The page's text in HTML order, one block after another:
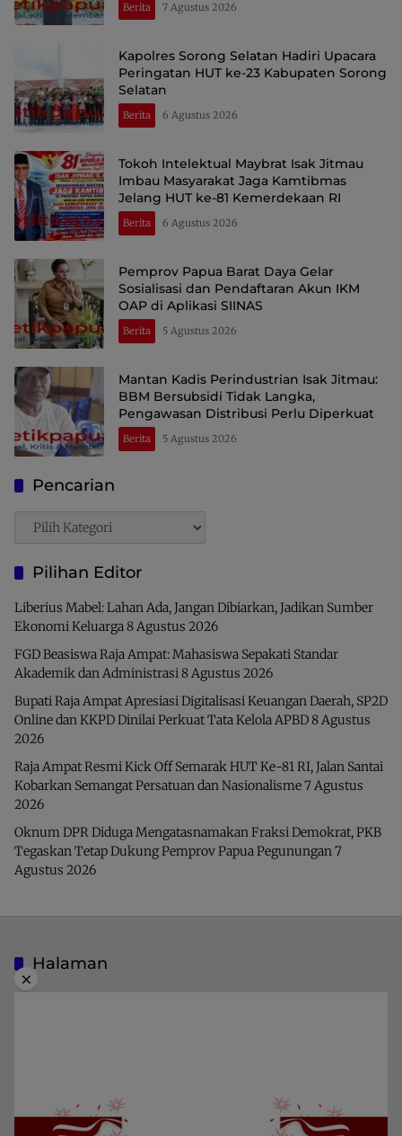
Berita 7 Agustus 2026
Kapolres Sorong Selatan Hadiri Upacara
Peringatan HUT ke-23 Kabupaten Sorong
Selatan
Berita 6 Agustus 2026
Tokoh Intelektual Maybrat Isak Jitmau
Imbau Masyarakat Jaga Kamtibmas
Jelang HUT ke-81 Kemerdekaan RI
Berita 6 Agustus 2026
Pemprov Papua Barat Daya Gelar
Sosialisasi dan Pendaftaran Akun IKM
OAP di Aplikasi SIINAS
Berita 5 Agustus 2026
Mantan Kadis Perindustrian Isak Jitmau:
BBM Bersubsidi Tidak Langka,
Pengawasan Distribusi Perlu Diperkuat
Berita 5 Agustus 2026
Pencarian
Pencarian
Pilihan Editor
Liberius Mabel: Lahan Ada, Jangan Dibiarkan, Jadikan Sumber
Ekonomi Keluarga8 Agustus 2026
FGD Beasiswa Raja Ampat: Mahasiswa Sepakati Standar
Akademik dan Administrasi8 Agustus 2026
Bupati Raja Ampat Apresiasi Digitalisasi Keuangan Daerah, SP2D
Online dan KKPD Dinilai Perkuat Tata Kelola APBD8 Agustus
2026
Raja Ampat Resmi Kick Off Semarak HUT Ke-81 RI, Jalan Santai
Kobarkan Semangat Persatuan dan Nasionalisme7 Agustus
2026
Oknum DPR Diduga Mengatasnamakan Fraksi Demokrat, PKB
Tegaskan Tetap Dukung Pemprov Papua Pegunungan7
Agustus 2026
Halaman
Kategori
×